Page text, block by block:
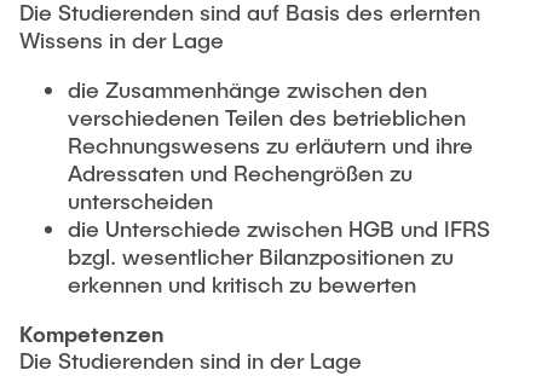
Die Studierenden sind auf Basis des erlernten
Wissens in der Lage
die Zusammenhänge zwischen den
verschiedenen Teilen des betrieblichen
Rechnungswesens zu erläutern und ihre
Adressaten und Rechengrößen zu
unterscheiden
die Unterschiede zwischen HGB und IFRS
bzgl. wesentlicher Bilanzpositionen zu
erkennen und kritisch zu bewerten
Kompetenzen
Die Studierenden sind in der Lage